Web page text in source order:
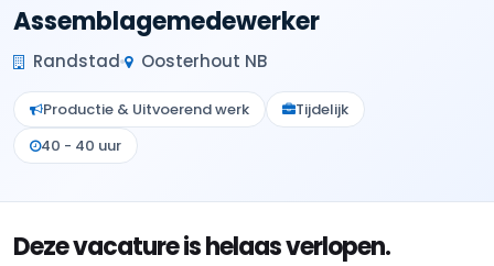
Assemblagemedewerker
Randstad Oosterhout NB
Productie & Uitvoerend werk
Tijdelijk
40 - 40 uur
Deze vacature is helaas verlopen.